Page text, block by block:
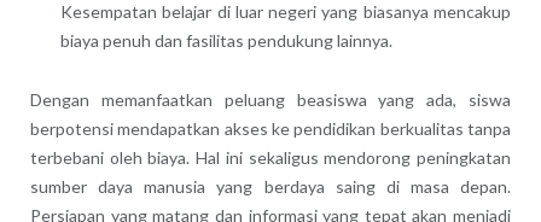
Kesempatan belajar di luar negeri yang biasanya mencakup
biaya penuh dan fasilitas pendukung lainnya.
Dengan memanfaatkan peluang beasiswa yang ada, siswa
berpotensi mendapatkan akses ke pendidikan berkualitas tanpa
terbebani oleh biaya. Hal ini sekaligus mendorong peningkatan
sumber daya manusia yang berdaya saing di masa depan.
Persiapan yang matang dan informasi yang tepat akan menjadi